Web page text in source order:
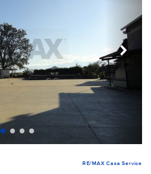
RE/MAX Casa Service